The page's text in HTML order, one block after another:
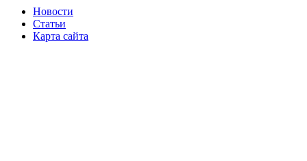
Новости
Статьи
Карта сайта